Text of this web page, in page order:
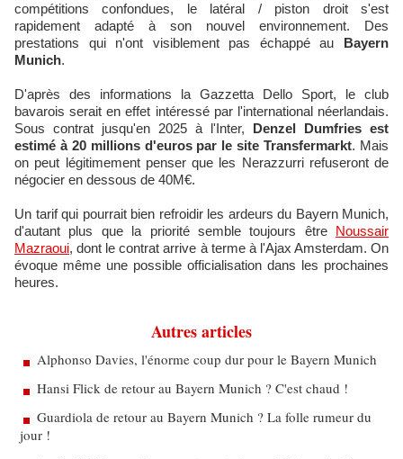
compétitions confondues, le latéral / piston droit s'est
rapidement adapté à son nouvel environnement. Des
prestations qui n'ont visiblement pas échappé au Bayern
Munich.
D'après des informations la Gazzetta Dello Sport, le club
bavarois serait en effet intéressé par l'international néerlandais.
Sous contrat jusqu'en 2025 à l'Inter, Denzel Dumfries est
estimé à 20 millions d'euros par le site Transfermarkt. Mais
on peut légitimement penser que les Nerazzurri refuseront de
négocier en dessous de 40M€.
Un tarif qui pourrait bien refroidir les ardeurs du Bayern Munich,
d'autant plus que la priorité semble toujours être Noussair
Mazraoui, dont le contrat arrive à terme à l'Ajax Amsterdam. On
évoque même une possible officialisation dans les prochaines
heures.
Autres articles
Alphonso Davies, l'énorme coup dur pour le Bayern Munich
Hansi Flick de retour au Bayern Munich ? C'est chaud !
Guardiola de retour au Bayern Munich ? La folle rumeur du
jour !